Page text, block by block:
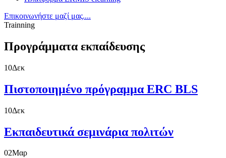
Επικοινωνήστε μαζί μας....
Trainning
Προγράμματα εκπαίδευσης
10Δεκ
Πιστοποιημένο πρόγραμμα ERC BLS
10Δεκ
Εκπαιδευτικά σεμινάρια πολιτών
02Μαρ